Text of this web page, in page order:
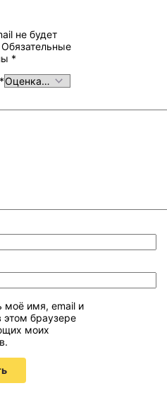
не будет
Обязательные
*
*
моё имя, email и
этом браузере
моих